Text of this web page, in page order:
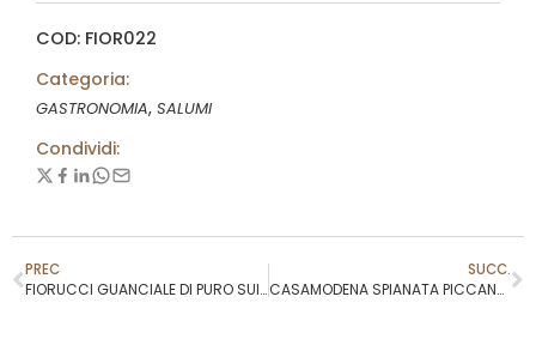
COD: FIOR022
Categoria:
GASTRONOMIA, SALUMI
Condividi:
PREC
FIORUCCI GUANCIALE DI PURO SUINO
SUCC.
CASAMODENA SPIANATA PICCANTE